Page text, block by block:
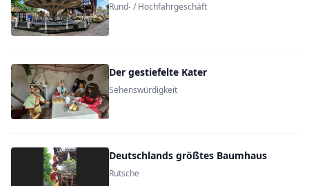
Rund- / Hochfahrgeschäft
Der gestiefelte Kater
Sehenswürdigkeit
Deutschlands größtes Baumhaus
Rutsche